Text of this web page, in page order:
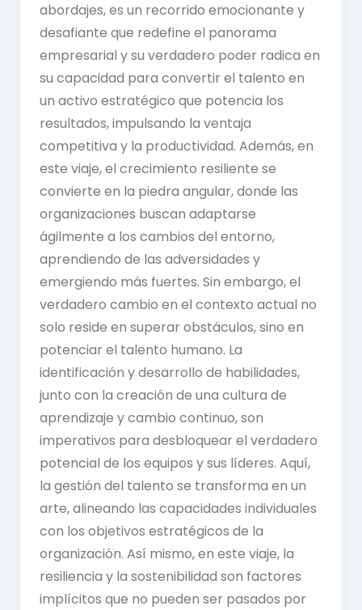
abordajes, es un recorrido emocionante y
desafiante que redefine el panorama
empresarial y su verdadero poder radica en
su capacidad para convertir el talento en
un activo estratégico que potencia los
resultados, impulsando la ventaja
competitiva y la productividad. Además, en
este viaje, el crecimiento resiliente se
convierte en la piedra angular, donde las
organizaciones buscan adaptarse
ágilmente a los cambios del entorno,
aprendiendo de las adversidades y
emergiendo más fuertes. Sin embargo, el
verdadero cambio en el contexto actual no
solo reside en superar obstáculos, sino en
potenciar el talento humano. La
identificación y desarrollo de habilidades,
junto con la creación de una cultura de
aprendizaje y cambio continuo, son
imperativos para desbloquear el verdadero
potencial de los equipos y sus líderes. Aquí,
la gestión del talento se transforma en un
arte, alineando las capacidades individuales
con los objetivos estratégicos de la
organización. Así mismo, en este viaje, la
resiliencia y la sostenibilidad son factores
implícitos que no pueden ser pasados por